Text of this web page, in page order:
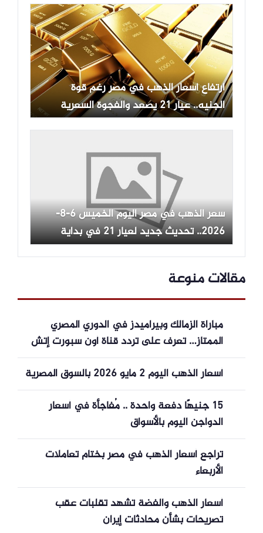
ارتفاع أسعار الذهب في مصر رغم قوة
الجنيه.. عيار 21 يصعد والفجوة السعرية
تتراجع إلى 1.29%
سعر الذهب في مصر اليوم الخميس 6-8-
2026.. تحديث جديد لعيار 21 في بداية
التعاملات
مقالات منوعة
مباراة الزمالك وبيراميدز في الدوري المصري
الممتاز… تعرف على تردد قناة أون سبورت إتش
دي لمتابعتها مجاناً
أسعار الذهب اليوم 2 مايو 2026 بالسوق المصرية
15 جنيهًا دفعة واحدة .. مُفاجأة في أسعار
الدواجن اليوم بالأسواق
تراجع أسعار الذهب في مصر بختام تعاملات
الأربعاء
أسعار الذهب والفضة تشهد تقلبات عقب
تصريحات بشأن محادثات إيران